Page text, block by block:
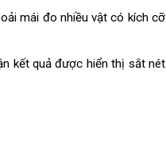
mái đo nhiều vật có kích cỡ
kết quả được hiển thị sắt nét